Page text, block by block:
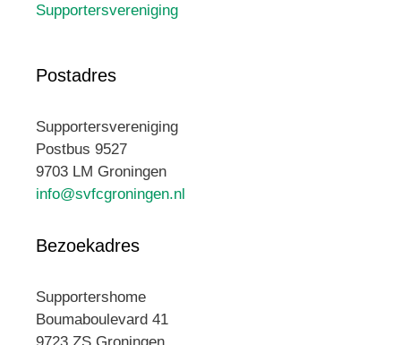
Supportersvereniging
Postadres
Supportersvereniging
Postbus 9527
9703 LM Groningen
info@svfcgroningen.nl
Bezoekadres
Supportershome
Boumaboulevard 41
9723 ZS Groningen